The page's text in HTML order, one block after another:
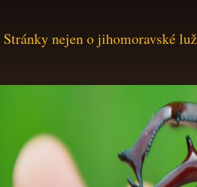
Stránky nejen o jihomoravské